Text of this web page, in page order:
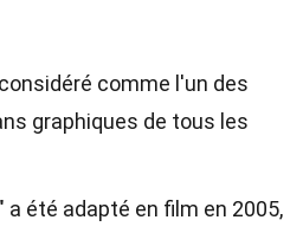
comme l'un des
graphiques de tous les
a été adapté en film en 2005,